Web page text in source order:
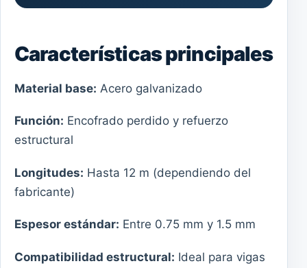
Características principales
Material base: Acero galvanizado
Función: Encofrado perdido y refuerzo
estructural
Longitudes: Hasta 12 m (dependiendo del
fabricante)
Espesor estándar: Entre 0.75 mm y 1.5 mm
Compatibilidad estructural: Ideal para vigas